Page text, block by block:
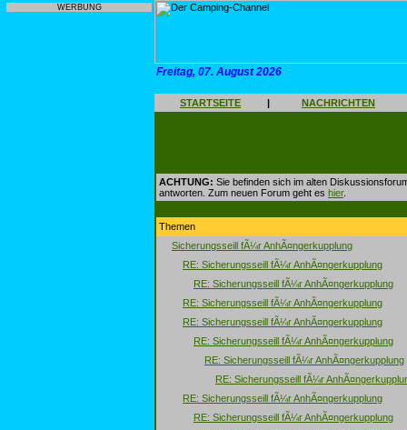
WERBUNG
Freitag, 07. August 2026
STARTSEITE | NACHRICHTEN
ACHTUNG: Sie befinden sich im alten
antworten. Zum neuen Forum geht es hier.
Themen
Sicherungsseill fÃ¼r AnhÃ¤ngerkupplung
RE: Sicherungsseill fÃ¼r AnhÃ¤ngerkupplung
RE: Sicherungsseill fÃ¼r AnhÃ¤ngerkupplung
RE: Sicherungsseill fÃ¼r AnhÃ¤ngerkupplung
RE: Sicherungsseill fÃ¼r AnhÃ¤ngerkupplung
RE: Sicherungsseill fÃ¼r AnhÃ¤ngerkupplung
RE: Sicherungsseill fÃ¼r AnhÃ¤ngerkupplung
RE: Sicherungsseill fÃ¼r
RE: Sicherungsseill fÃ¼r AnhÃ¤ngerkupplung
RE: Sicherungsseill fÃ¼r AnhÃ¤ngerkupplung